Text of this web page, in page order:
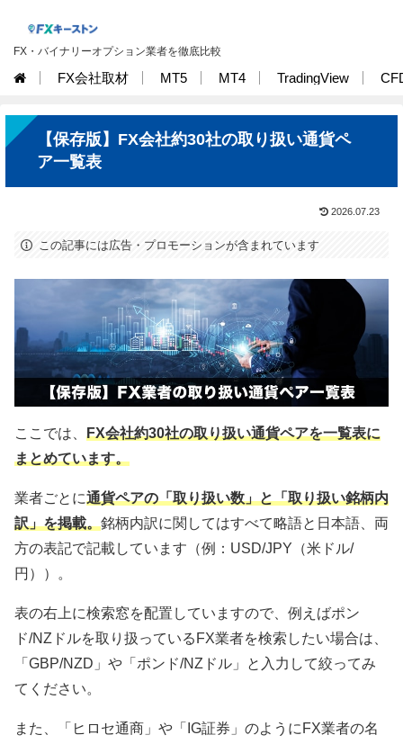
FX・バイナリーオプション業者を徹底比較
FX会社取材 MT5 MT4 TradingView
【保存版】FX会社約30社の取り扱い通貨ペ
ア一覧表
2026.07.23
この記事には広告・プロモーションが含まれています
ここでは、 FX会社約30社の取り扱い通貨ペアを一覧表に
まとめています。
業者ごとに通貨ペアの「取り扱い数」と「取り扱い銘柄内
訳」を掲載。銘柄内訳に関してはすべて略語と日本語、両
方の表記で記載しています（例：USD/JPY（米ドル/
円））。
表の右上に検索窓を配置していますので、例えばポン
ド/NZドルを取り扱っているFX業者を検索したい場合は、
「GBP/NZD」や「ポンド/NZドル」と入力して絞ってみ
てください。
また、「ヒロセ通商」や「IG証券」のようにFX業者の名